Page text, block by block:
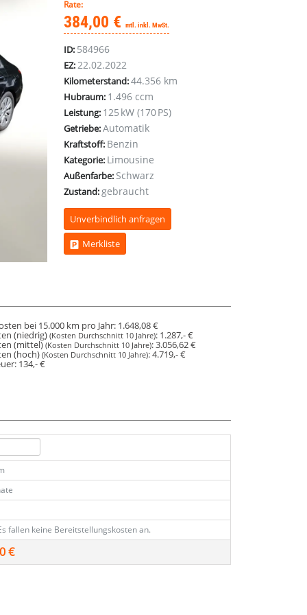
Rate:
384,00 € mtl. inkl. MwSt.
ID: 584966
EZ:22.02.2022
Kilometerstand:44.356 km
Hubraum: 1.496 ccm
Leistung: 125 kW (170 PS)
Getriebe:Automatik
Kraftstoff: Benzin
Kategorie: Limousine
Außenfarbe: Schwarz
Zustand:gebraucht
Unverbindlich anfragen
Merkliste
bei 15.000 km pro Jahr: 1.648,08 €
(niedrig)(Kosten Durchschnitt 10 Jahre): 1.287,- €
(mittel)(Kosten Durchschnitt 10 Jahre):3.056,62 €
(hoch)(Kosten Durchschnitt 10 Jahre):4.719,- €
134,- €
fallen keine Bereitstellungskosten an.
€